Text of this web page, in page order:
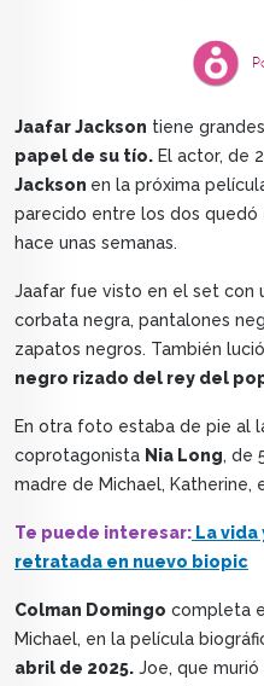
Jaafar Jackson tiene
papel de su tío. El actor, de
Jackson en la próxima
parecido entre los dos quedó
hace unas semanas.
Jaafar fue visto en el set con
corbata negra, pantalones
zapatos negros. También lució
negro rizado del rey del
En otra foto estaba de pie al
coprotagonista Nia Long, de
madre de Michael, Katherine,
Te puede interesar: La
retratada en nuevo biopic
Colman Domingo completa
Michael, en la película
abril de 2025. Joe, que murió